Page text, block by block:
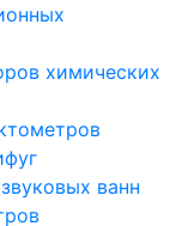
химических
ванн